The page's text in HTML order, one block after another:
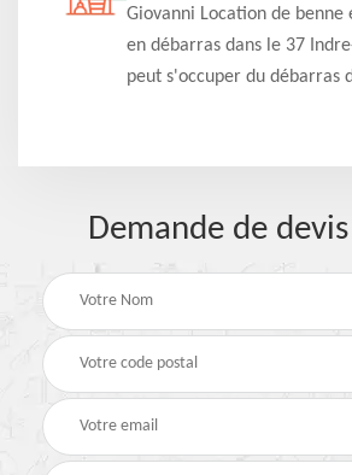
Giovanni Location de benne
en débarras dans le 37
peut s'occuper du débarras
Demande de